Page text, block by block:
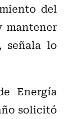
del
mantener
señala lo
Energía
solicitó